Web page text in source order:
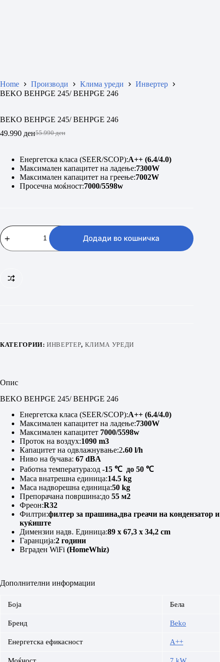
Home Производи Клима уреди
Инвертер
BEKO BEHPGE 245/ BEHPGE 246
BEKO BEHPGE 245/ BEHPGE 246
55.990ден
Original
55.990 ден.
49.990 денCurrent
49.990 ден.
Енергетска класа (SEER/SCOP):A++ (6.4/4.0)
Максимален капацитет на ладење:7300W
Максимален капацитет на греење:7002W
Просечна моќност:7000/5598w
BEKO
BEHPGE
245/
Додади во кошничка
КАТЕГОРИИ:ИНВЕРТЕР, КЛИМА УРЕДИ
Опис
BEKO BEHPGE 245/ BEHPGE 246
Енергетска класа (SEER/SCOP):A++ (6.4/4.0)
Максимален капацитет на ладење:7300W
Максимален капацитет 7000/5598w
Проток на воздух:1090 m3
Капацитет на одвлажнување:2.60 l/h
Ниво на бучава: 67 dBA
Работна температура:од -15 ℃ до 50 ℃
Маса внатрешна единица:14.5 kg
Маса надворешна единица:50 kg
Препорачана површина:до 55 м2
Фреон:R32
Филтри:филтер за прашина,два греачи на кондензатор и
куќиште
Димензии надв. Единица:89 x 67,3 x 34,2 cm
Гаранција:2 години
Вграден WiFi (HomeWhiz)
Дополнителни информации
Боја Бела
Бренд Beko
Енергетска ефикасност A++